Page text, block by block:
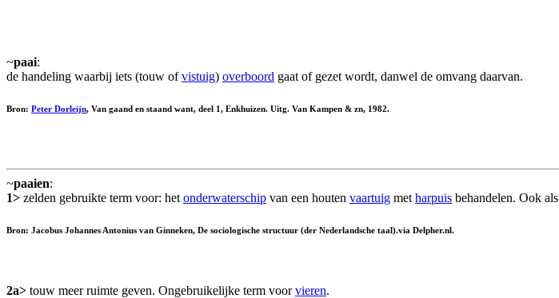
~paai:
de handeling waarbij iets (touw ofvistuig) overboord gaat of gezet wordt, danwel de omvang daarvan.
Bron: Peter Dorleijn, Van gaand en staand want, deel 1, Enkhuizen. Uitg. Van Kampen & zn, 1982.
~paaien:
1> zelden gebruikte term voor: het onderwaterschip van een houten vaartuig met harpuis behandelen. Ook als
Bron: Jacobus Johannes Antonius van Ginneken, De sociologische structuur (der Nederlandsche taal).via Delpher.nl.
2a> touw meer ruimte geven. Ongebruikelijke term voorvieren.